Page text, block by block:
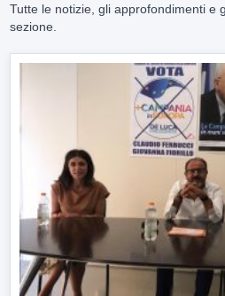
Tutte le notizie, gli approfondimenti e
sezione.